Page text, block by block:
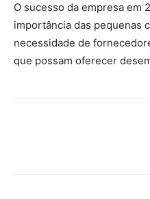
O sucesso da empresa em
importância das pequenas
necessidade de
que possam oferecer